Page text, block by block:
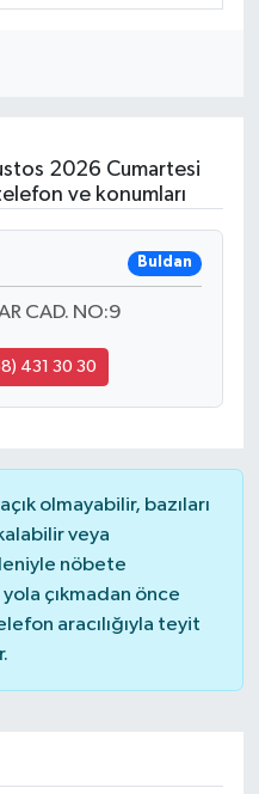
2026 Cumartesi
ve konumları
Buldan
CAD. NO:9
431 30 30
olmayabilir, bazıları
veya
nöbete
çıkmadan önce
aracılığıyla teyit